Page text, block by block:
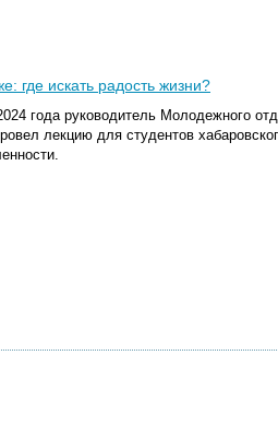
где искать радость жизни?
года руководитель Молодежного
лекцию для студентов